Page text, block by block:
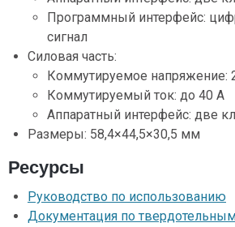
Программный интерфейс:
сигнал
Силовая часть:
Коммутируемое напряжение:
Коммутируемый ток: до 40 А
Аппаратный интерфейс: две
Размеры: 58,4×44,5×30,5 мм
Ресурсы
Руководство по использованию
Документация по